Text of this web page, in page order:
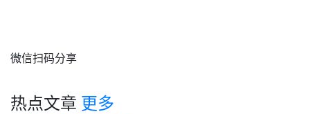
微信扫码分享
热点文章 更多